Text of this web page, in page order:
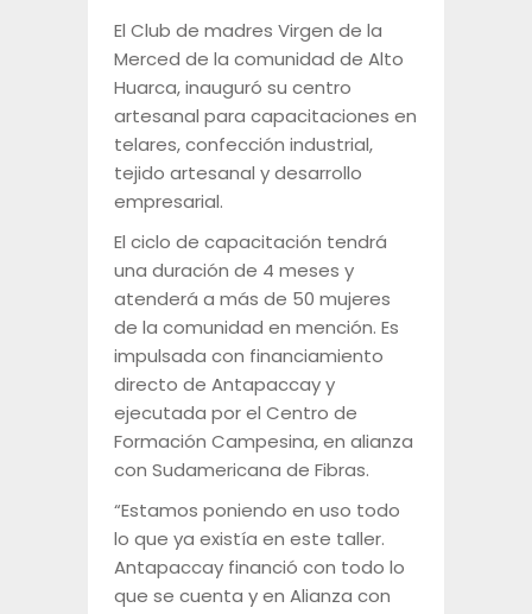
El Club de madres Virgen de la
Merced de la comunidad de Alto
Huarca, inauguró su centro
artesanal para capacitaciones en
telares, confección industrial,
tejido artesanal y desarrollo
empresarial.
El ciclo de capacitación tendrá
una duración de 4 meses y
atenderá a más de 50 mujeres
de la comunidad en mención. Es
impulsada con financiamiento
directo de Antapaccay y
ejecutada por el Centro de
Formación Campesina, en alianza
con Sudamericana de Fibras.
“Estamos poniendo en uso todo
lo que ya existía en este taller.
Antapaccay financió con todo lo
que se cuenta y en Alianza con